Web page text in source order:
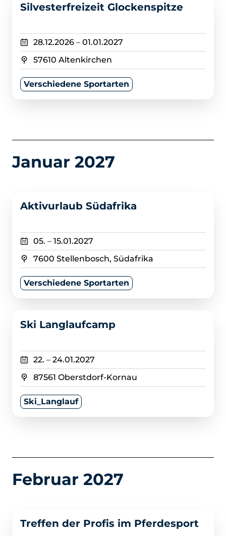
Silvesterfreizeit Glockenspitze
28.12.2026 – 01.01.2027
57610 Altenkirchen
Verschiedene Sportarten
Januar 2027
Aktivurlaub Südafrika
05. – 15.01.2027
7600 Stellenbosch, Südafrika
Verschiedene Sportarten
Ski Langlaufcamp
22. – 24.01.2027
87561 Oberstdorf-Kornau
Ski_Langlauf
Februar 2027
Treffen der Profis im Pferdesport